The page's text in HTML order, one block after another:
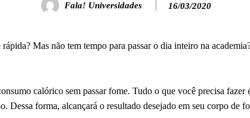
Fala! Universidades 16/03/2020
Mas não tem tempo para passar o dia inteiro na
calórico sem passar fome. Tudo o que você precisa fazer
Dessa forma, alcançará o resultado desejado em seu corpo de